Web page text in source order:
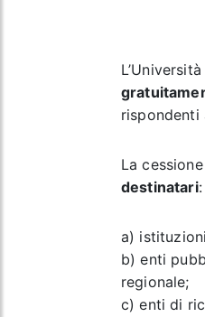
rispondenti
La
destinatari:
a)
b) enti
regionale;
c) enti di